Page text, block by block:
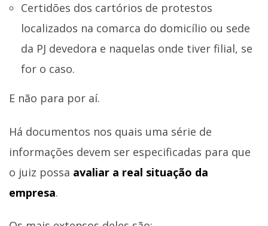
Certidões dos cartórios de protestos
localizados na comarca do domicílio ou sede
da PJ devedora e naquelas onde tiver filial, se
for o caso.
E não para por aí.
Há documentos nos quais uma série de
informações devem ser especificadas para que
o juiz possa avaliar a real situação da
empresa.